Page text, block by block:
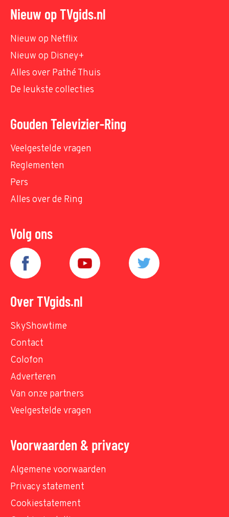
Nieuw op TVgids.nl
Nieuw op Netflix
Nieuw op Disney+
Alles over Pathé Thuis
De leukste collecties
Gouden Televizier-Ring
Veelgestelde vragen
Reglementen
Pers
Alles over de Ring
Volg ons
Over TVgids.nl
SkyShowtime
Contact
Colofon
Adverteren
Van onze partners
Veelgestelde vragen
Voorwaarden & privacy
Algemene voorwaarden
Privacy statement
Cookiestatement